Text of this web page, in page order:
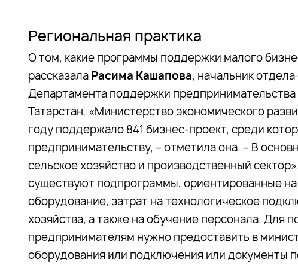
Региональная практика
О том, какие программы поддержки малого
рассказала Расима Кашапова, начальник
Департамента поддержки
Татарстан. «Министерство экономического
году поддержало 841 бизнес-проект, среди
предпринимательству, – отметила она. – В
сельское хозяйство и производственный
существуют подпрограммы, ориентированные
оборудование, затрат на технологическое
хозяйства, а также на обучение персонала. Для
предпринимателям нужно предоставить в
оборудования или подключения или документы